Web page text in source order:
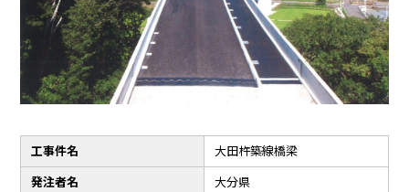
工事件名
大田杵築線橋梁
発注者名
大分県